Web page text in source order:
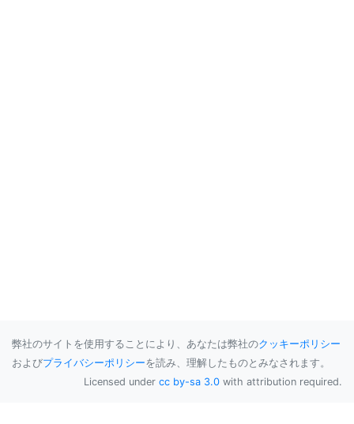
弊社のサイトを使用することにより、あなたは弊社のクッキーポリシー
およびプライバシーポリシーを読み、理解したものとみなされます。
Licensed under cc by-sa 3.0 with attribution required.